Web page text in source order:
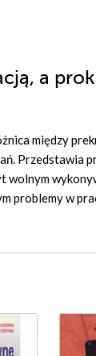
a
między
Przedstawia
wolnym
problemy w